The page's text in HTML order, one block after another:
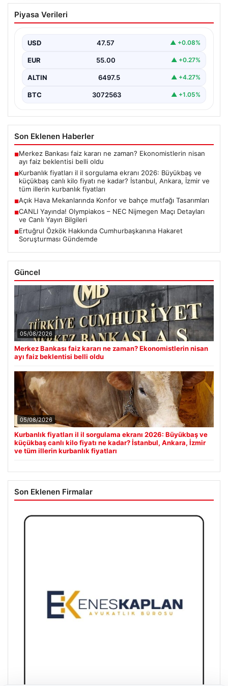
Kurbanlık fiyatları il il sorgulama ekranı
2026: Büyükbaş ve küçükbaş canlı kilo
ve tüm illerin kurbanlık fiyatları
Piyasa Verileri
USD 47.57 ▲ +0.08%
EUR 55.00 ▲ +0.27%
ALTIN 6497.5 ▲ +4.27%
BTC 3072563 ▲ +1.05%
Son Eklenen Haberler
■Merkez Bankası faiz kararı ne zaman? Ekonomistlerin nisan
ayı faiz beklentisi belli oldu
■Kurbanlık fiyatları il il sorgulama ekranı 2026: Büyükbaş ve
küçükbaş canlı kilo fiyatı ne kadar? İstanbul, Ankara, İzmir ve
tüm illerin kurbanlık fiyatları
■Açık Hava Mekanlarında Konfor ve bahçe mutfağı Tasarımları
■CANLI Yayında! Olympiakos – NEC Nijmegen Maçı Detayları
ve Canlı Yayın Bilgileri
■Ertuğrul Özkök Hakkında Cumhurbaşkanına Hakaret
Soruşturması Gündemde
Güncel
05/08/2026
Merkez Bankası faiz kararı ne zaman? Ekonomistlerin nisan
ayı faiz beklentisi belli oldu
05/08/2026
Kurbanlık fiyatları il il sorgulama ekranı 2026: Büyükbaş ve
küçükbaş canlı kilo fiyatı ne kadar? İstanbul, Ankara, İzmir
ve tüm illerin kurbanlık fiyatları
Son Eklenen Firmalar